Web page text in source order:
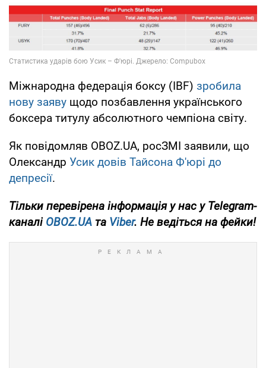
Міжнародна федерація боксу (IBF) зробила
нову заяву щодо позбавлення українського
боксера титулу абсолютного чемпіона світу.
Як повідомляв OBOZ.UA, росЗМІ заявили, що
Олександр Усик довів Тайсона Ф'юрі до
депресії.
Тільки перевірена інформація у нас у Telegram-
каналі OBOZ.UA та Viber. Не ведіться на фейки!